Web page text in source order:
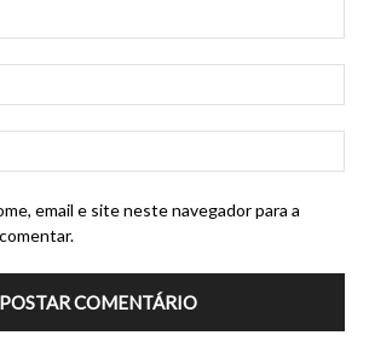
email e site neste navegador para a